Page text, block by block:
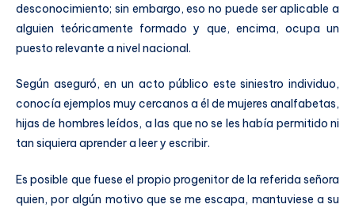
desconocimiento; sin embargo, eso no puede ser aplicable a
alguien teóricamente formado y que, encima, ocupa un
puesto relevante a nivel nacional.
Según aseguró, en un acto público este siniestro individuo,
conocía ejemplos muy cercanos a él de mujeres analfabetas,
hijas de hombres leídos, a las que no se les había permitido ni
tan siquiera aprender a leer y escribir.
Es posible que fuese el propio progenitor de la referida señora
quien, por algún motivo que se me escapa, mantuviese a su